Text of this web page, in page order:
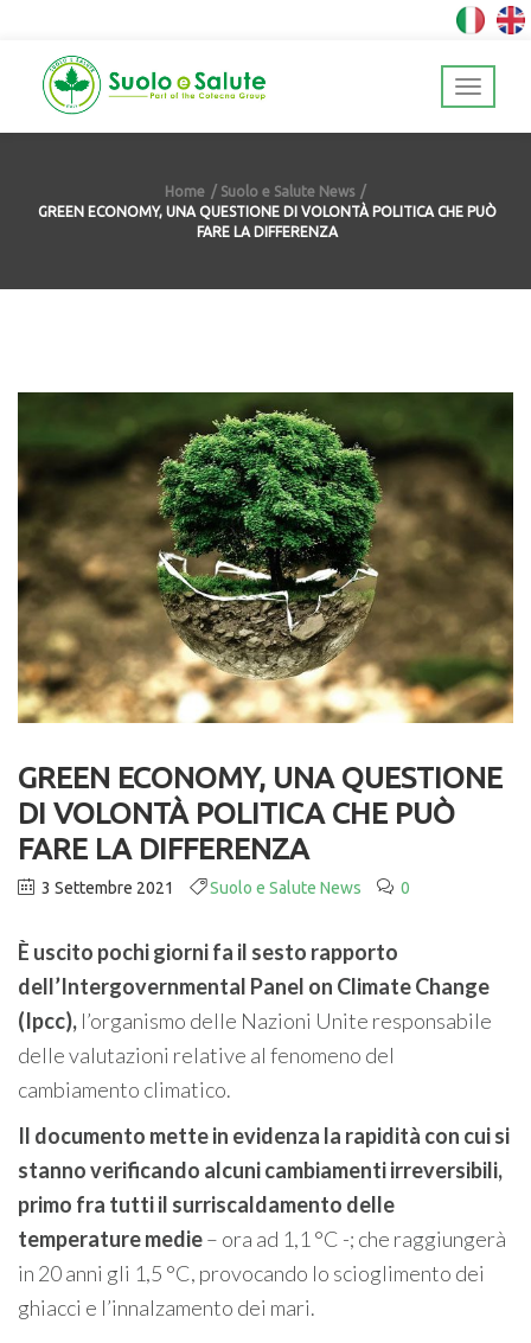
Home
Suolo e Salute News
GREEN ECONOMY, UNA QUESTIONE DI VOLONTÀ POLITICA CHE PUÒ
FARE LA DIFFERENZA
GREEN ECONOMY, UNA QUESTIONE
DI VOLONTÀ POLITICA CHE PUÒ
FARE LA DIFFERENZA
3 Settembre 2021 Suolo e Salute News 0
È uscito pochi giorni fa il sesto rapporto
dell’Intergovernmental Panel on Climate Change
(Ipcc), l’organismo delle Nazioni Unite responsabile
delle valutazioni relative al fenomeno del
cambiamento climatico.
Il documento mette in evidenza la rapidità con cui si
stanno verificando alcuni cambiamenti irreversibili,
primo fra tutti il surriscaldamento delle
temperature medie– ora ad 1,1 °C -; che raggiungerà
in 20 anni gli 1,5 °C, provocando lo scioglimento dei
ghiacci e l’innalzamento dei mari.